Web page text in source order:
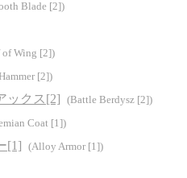
Blade [2])
of Wing [2])
[2])
ックス[2] (Battle Berdysz [2])
Coat [1])
[1] (Alloy Armor [1])